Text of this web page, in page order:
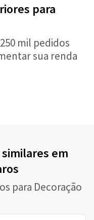
para
mil pedidos
sua renda
em
para Decoração